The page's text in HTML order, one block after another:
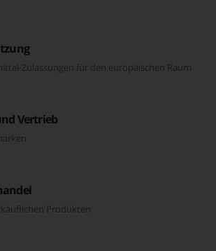
Zulassungen für den europäischen Raum
Vertrieb
Produkten